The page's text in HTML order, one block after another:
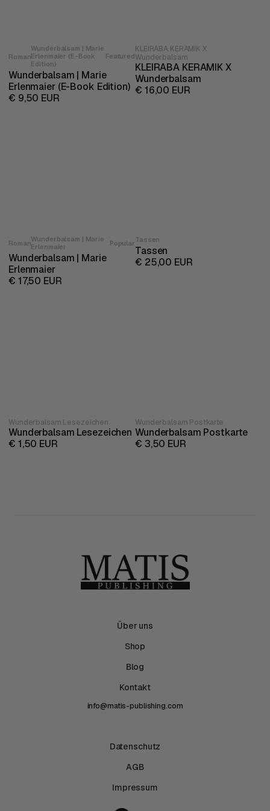
Roman
Wunderbalsam | Marie
Erlenmaier (E-Book
Edition)
Featured
Wunderbalsam | Marie
Erlenmaier (E-Book Edition)
€ 9,50 EUR
KLEIRABA KERAMIK X
Wunderbalsam
KLEIRABA KERAMIK X
Wunderbalsam
€ 16,00 EUR
RomanWunderbalsam | Marie
Erlenmaier
Popular
Wunderbalsam | Marie
Erlenmaier
€ 17,50 EUR
Tassen
Tassen
€ 25,00 EUR
Wunderbalsam Lesezeichen
Wunderbalsam Lesezeichen
€ 1,50 EUR
Wunderbalsam Postkarte
Wunderbalsam Postkarte
€ 3,50 EUR
Über uns
Shop
Blog
Kontakt
info@matis-publishing.com
Datenschutz
AGB
Impressum